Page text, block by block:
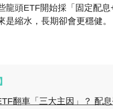
龍頭ETF開始採「固定配
是縮水，長期卻會更穩健。
翻車「三大主因」？ 配